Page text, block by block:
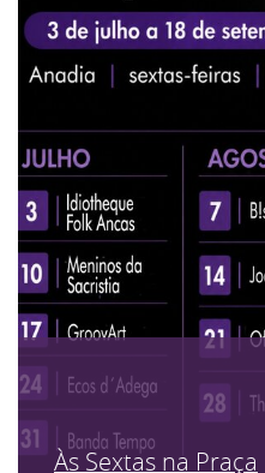
Às Sextas na Praça